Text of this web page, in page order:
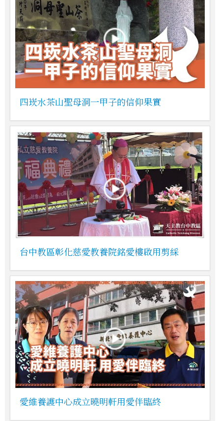
四崁水茶山聖母洞一甲子的信仰果實
台中教區彰化慈愛教養院銘愛樓啟用剪綵
愛維養護中心成立曉明軒用愛伴臨終